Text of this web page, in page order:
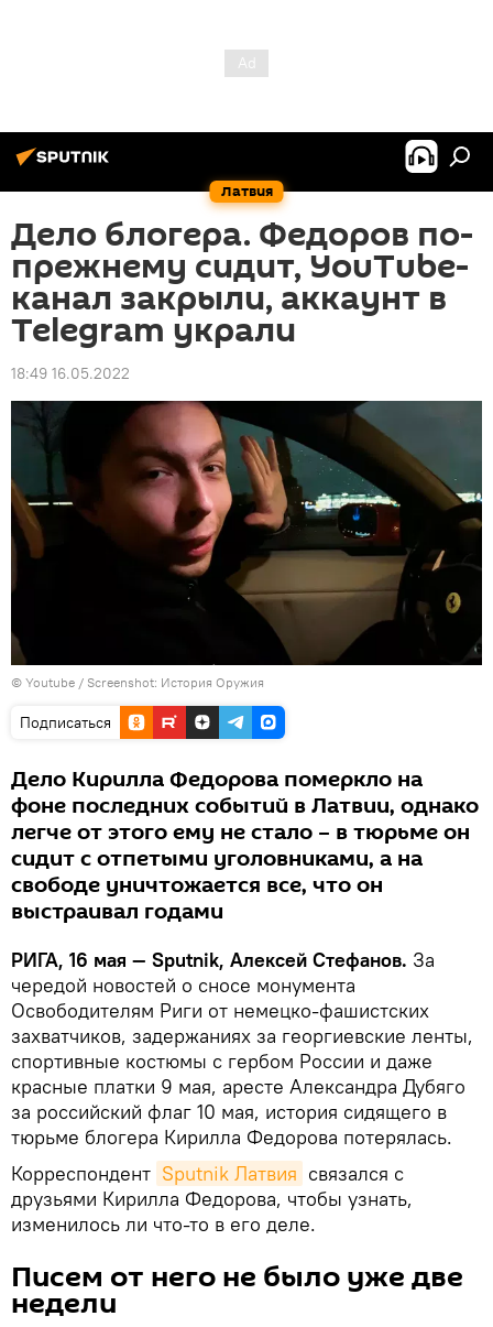
Латвия
Дело блогера. Федоров по-
прежнему сидит, YouTube-
канал закрыли, аккаунт в
Telegram украли
18:49 16.05.2022
© Youtube / Screenshot: История Оружия
Подписаться
Дело Кирилла Федорова померкло на
фоне последних событий в Латвии, однако
легче от этого ему не стало – в тюрьме он
сидит с отпетыми уголовниками, а на
свободе уничтожается все, что он
выстраивал годами
РИГА, 16 мая — Sputnik, Алексей Стефанов. За
чередой новостей о сносе монумента
Освободителям Риги от немецко-фашистских
захватчиков, задержаниях за георгиевские ленты,
спортивные костюмы с гербом России и даже
красные платки 9 мая, аресте Александра Дубяго
за российский флаг 10 мая, история сидящего в
тюрьме блогера Кирилла Федорова потерялась.
Корреспондент Sputnik Латвия связался с
друзьями Кирилла Федорова, чтобы узнать,
изменилось ли что-то в его деле.
Писем от него не было уже две
недели